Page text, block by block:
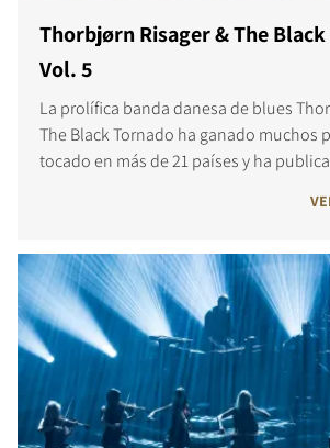
Thorbjørn Risager & The
Vol. 5
La prolífica banda danesa de blues
The Black Tornado ha ganado muchos
tocado en más de 21 países y ha